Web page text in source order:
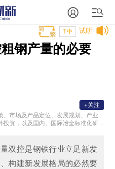
试听
T中
钢产量的必要
、市场及产品定位、发展规划、产业
投资，以及国内、国际冶金标准化研
+关注
双控是钢铁行业立足新发
构建新发展格局的必然要